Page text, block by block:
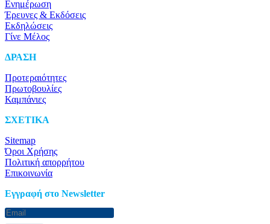
Ενημέρωση
Έρευνες & Εκδόσεις
Εκδηλώσεις
Γίνε Μέλος
ΔΡΑΣΗ
Προτεραιότητες
Πρωτοβουλίες
Καμπάνιες
ΣΧΕΤΙΚΑ
Sitemap
Όροι Χρήσης
Πολιτική απορρήτου
Επικοινωνία
Eγγραφή στο Newsletter